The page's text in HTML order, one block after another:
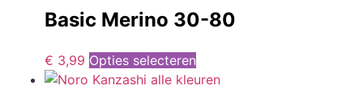
Basic Merino 30-80
€ 3,99 Opties selecteren